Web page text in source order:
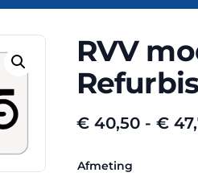
RVV
€ 40,50 - €
Afmeting